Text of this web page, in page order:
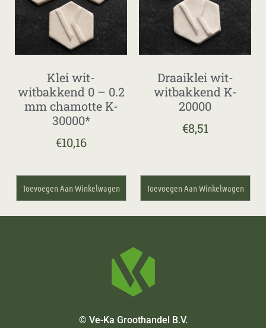
Klei wit-
witbakkend 0 – 0.2
mm chamotte K-
30000*
€10,16
Toevoegen Aan Winkelwagen
Draaiklei wit-
witbakkend K-
20000
€8,51
Toevoegen Aan Winkelwagen
© Ve-Ka Groothandel B.V.